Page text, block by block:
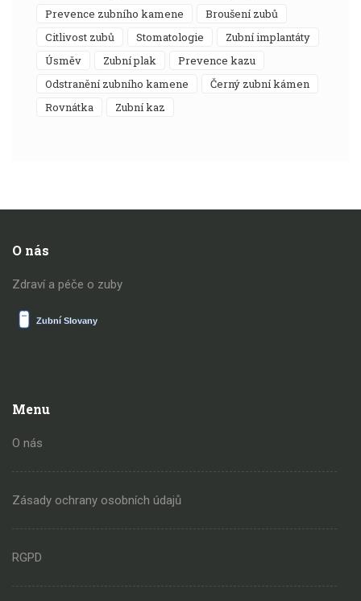
prevence zubního kamene
broušení zubů
citlivost zubů
stomatologie
zubní implantáty
úsměv
zubní plak
prevence kazu
odstranění zubního kamene
černý zubní kámen
rovnátka
zubní kaz
O nás
Zdraví a péče o zuby
Menu
O nás
Zásady ochrany osobních údajů
RGPD